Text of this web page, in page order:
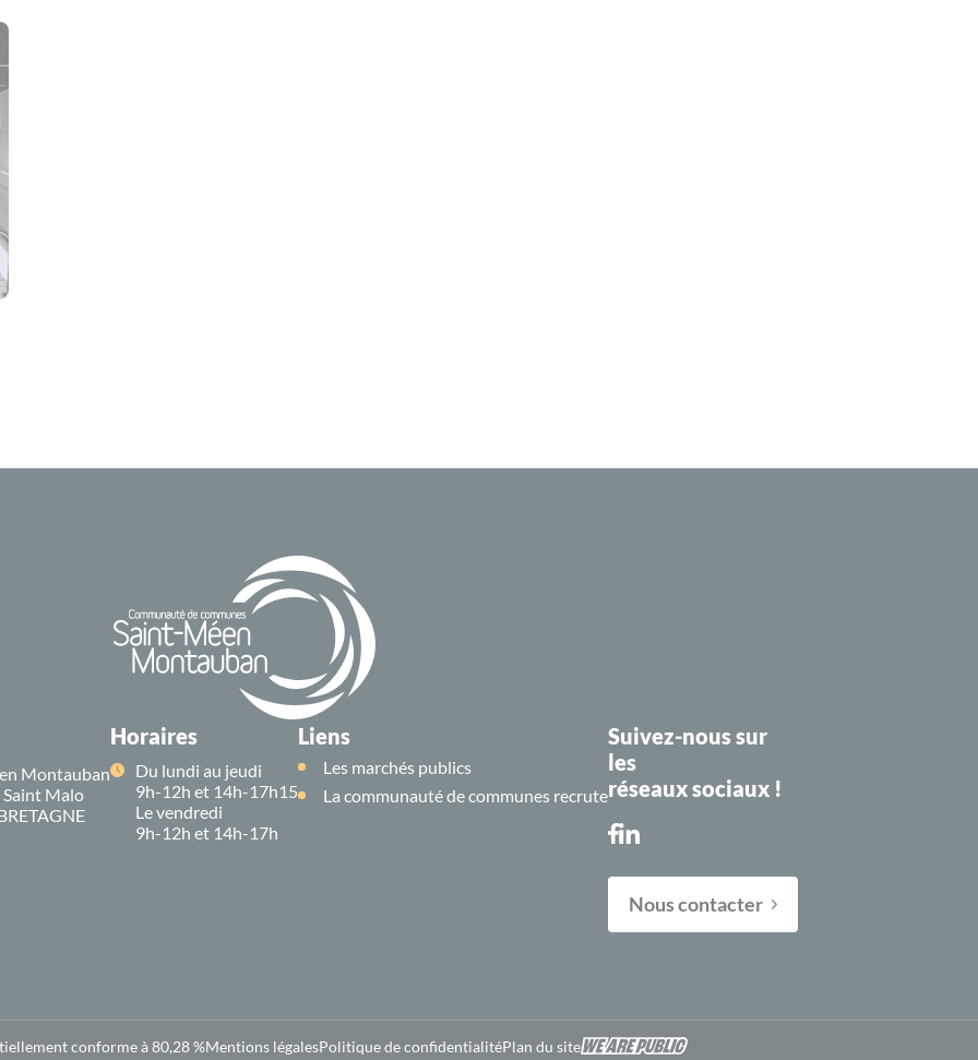
A- A+
Montauban
Malo
Horaires
Du lundi au jeudi
9h-12h et 14h-17h15
Le vendredi
9h-12h et 14h-17h
Liens
Les marchés publics
La communauté de communes recrute
Suivez-nous sur
les
réseaux sociaux !
Nous contacter
conforme à 80,28 %Mentions légalesPolitique de confidentialitéPlan du site